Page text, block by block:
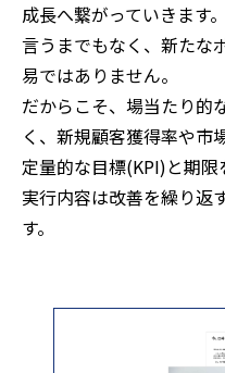
成長へ繋がっていきます。
言うまでもなく、新たな
易ではありません。
だからこそ、場当たり的
く、新規顧客獲得率や市
定量的な目標(KPI)と期
実行内容は改善を繰り返
す。